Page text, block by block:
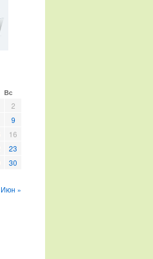
Вс
2
9
16
23
30
Июн »